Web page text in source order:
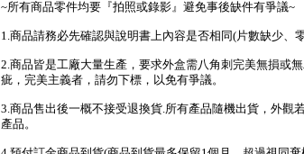
~所有商品零件均要『拍照或錄影』避免事後缺件有爭議~
1.商品請務必先確認與說明書上內容是否相同(片數缺少、
2.商品皆是工廠大量生產，要求外盒需八角刺完美無損或
疵，完美主義者，請勿下標，以免有爭議。
3.商品售出後一概不接受退換貨.所有產品隨機出貨，外觀
產品。